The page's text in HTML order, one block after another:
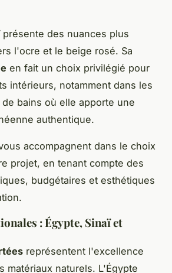
présente des nuances plus
l'ocre et le beige rosé. Sa
en fait un choix privilégié pour
intérieurs, notamment dans les
bains où elle apporte une
authentique.
accompagnent dans le choix
projet, en tenant compte des
budgétaires et esthétiques
: Égypte, Sinaï et
représentent l'excellence
matériaux naturels. L'Égypte